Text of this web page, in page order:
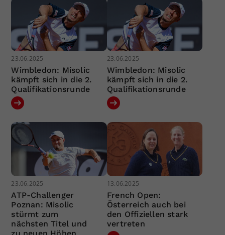
23.06.2025
Wimbledon: Misolic
kämpft sich in die 2.
Qualifikationsrunde
23.06.2025
Wimbledon: Misolic
kämpft sich in die 2.
Qualifikationsrunde
23.06.2025
ATP-Challenger
Poznan: Misolic
stürmt zum
nächsten Titel und
13.06.2025
French Open:
Österreich auch bei
den Offiziellen stark
vertreten